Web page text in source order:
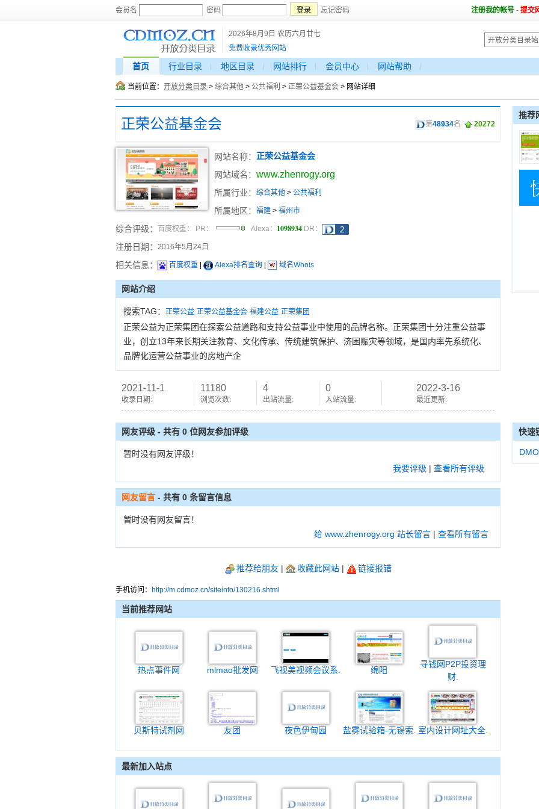
会员名 密码 忘记密码 注册我的帐号 - 提交
2026年8月9日 农历六月廿七
免费收录优秀网站
首页 行业目录 地区目录 网站排行 会员中心 网站帮助
当前位置： 开放分类目录 > 综合其他 > 公共福利 > 正荣公益基金会 > 网站详细
正荣公益基金会 第48934名 20272
网站名称： 正荣公益基金会
网站域名： www.zhenrogy.org
所属行业： 综合其他 > 公共福利
所属地区： 福建 > 福州市
综合评级： 百度权重： PR： Alexa： 1098934 DR：
注册日期： 2016年5月24日
相关信息： 百度权重 Alexa排名查询 域名Whois
网站介绍
搜索TAG： 正荣公益 正荣公益基金会 福建公益 正荣集团
正荣公益为正荣集团在探索公益道路和支持公益事业中使用的品牌名称。正荣集团十分注重公益事
业，创立13年来长期关注教育、文化传承、传统建筑保护、济困赈灾等领域，是国内率先系统化、
品牌化运营公益事业的房地产企
2021-11-1
收录日期:
11180
浏览次数:
4
出站流量:
0
入站流量:
2022-3-16
最近更新:
推荐
网友评级 - 共有 0 位网友参加评级
暂时没有网友评级！
我要评级 | 查看所有评级
网友留言 - 共有 0 条留言信息
暂时没有网友留言！
给 www.zhenrogy.org 站长留言 | 查看所有留言
推荐给朋友 | 收藏此网站| 链接报错
手机访问： http://m.cdmoz.cn/siteinfo/130216.shtml
当前推荐网站
热点事件网 mlmao批发网 飞视美视频会议系. 绵阳
寻钱网P2P投资理
财.
贝斯特试剂网 友团 夜色伊甸园 盐雾试验箱-无锡索. 室内设计网址大全.
最新加入站点
快速